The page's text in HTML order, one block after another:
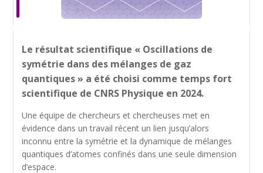
Le résultat scientifique « Oscillations de
symétrie dans des mélanges de gaz
quantiques » a été choisi comme temps fort
scientifique de CNRS Physique en 2024.
Une équipe de chercheurs et chercheuses met en
évidence dans un travail récent un lien jusqu’alors
inconnu entre la symétrie et la dynamique de mélanges
quantiques d’atomes confinés dans une seule dimension
d’espace.